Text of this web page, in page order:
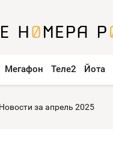
Мегафон Теле2 Йота
Новости за апрель 2025